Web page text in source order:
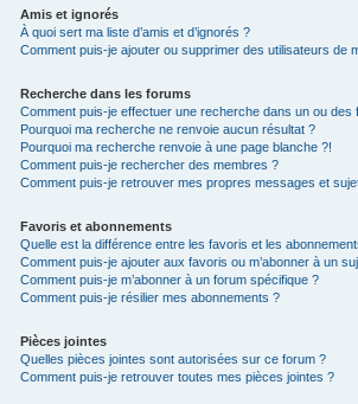
Amis et ignorés
À quoi sert ma liste d’amis et d’ignorés ?
Comment puis-je ajouter ou supprimer des utilisateurs de
Recherche dans les forums
Comment puis-je effectuer une recherche dans un ou des
Pourquoi ma recherche ne renvoie aucun résultat ?
Pourquoi ma recherche renvoie à une page blanche ?!
Comment puis-je rechercher des membres ?
Comment puis-je retrouver mes propres messages et
Favoris et abonnements
Quelle est la différence entre les favoris et les
Comment puis-je ajouter aux favoris ou m’abonner à un
Comment puis-je m’abonner à un forum spécifique ?
Comment puis-je résilier mes abonnements ?
Pièces jointes
Quelles pièces jointes sont autorisées sur ce forum ?
Comment puis-je retrouver toutes mes pièces jointes ?